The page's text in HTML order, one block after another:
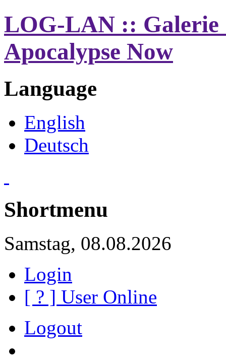
LOG-LAN :: Galerie
Apocalypse Now
Language
English
Deutsch
Shortmenu
Samstag, 08.08.2026
Login
[ ? ] User Online
Logout